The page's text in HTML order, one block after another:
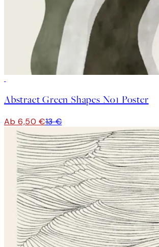
Abstract Green Shapes No1 Poster
Ab 6,50 €13 €